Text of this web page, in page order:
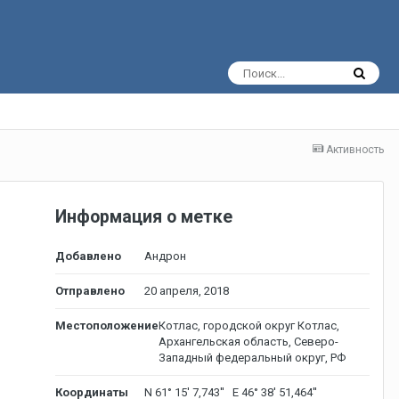
Активность
Информация о метке
Добавлено Андрон
Отправлено 20 апреля, 2018
МестоположениеКотлас, городской округ Котлас,
Архангельская область, Северо-
Западный федеральный округ, РФ
Координаты N 61° 15' 7,743'' E 46° 38' 51,464''